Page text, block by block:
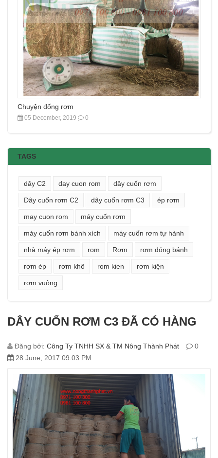
Chuyện đống rơm
05 December, 2019 0
TAGS
dây C2 day cuon rom dây cuốn rơm
Dây cuốn rơm C2 dây cuốn rơm C3 ép rơm
may cuon rom máy cuốn rơm
máy cuốn rơm bánh xích máy cuốn rơm tự hành
nhà máy ép rơm rom Rơm rơm đóng bánh
rơm ép rơm khô rom kien rơm kiện
rơm vuông
DÂY CUỐN RƠM C3 ĐÃ CÓ HÀNG
Đăng bởi: Công Ty TNHH SX & TM Nông Thành Phát
0
28 June, 2017 09:03 PM